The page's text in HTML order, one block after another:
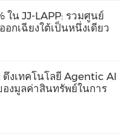
ใน JJ-LAPP: รวมศูนย์
กเฉียงใต้เป็นหนึ่งเดียว
งเทคโนโลยี Agentic AI
องมูลค่าสินทรัพย์ในการ